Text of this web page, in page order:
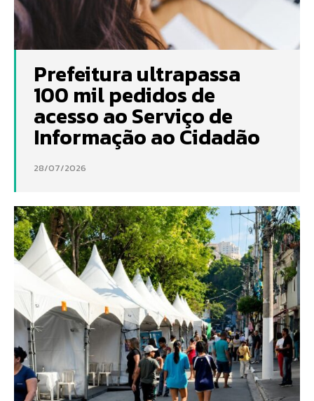
Prefeitura ultrapassa
100 mil pedidos de
acesso ao Serviço de
Informação ao Cidadão
28/07/2026